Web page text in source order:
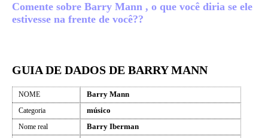
Comente sobre Barry Mann , o que você diria se ele
estivesse na frente de você??
GUIA DE DADOS DE BARRY MANN
NOME Barry Mann
Categoria músico
Nome real Barry Iberman